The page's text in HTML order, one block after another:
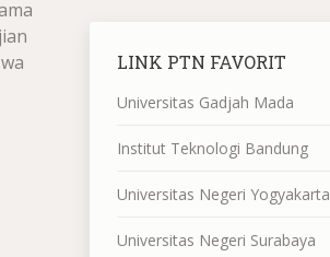
LINK PTN FAVORIT
Universitas Gadjah Mada
Institut Teknologi Bandung
Universitas Negeri Yogyakarta
Universitas Negeri Surabaya